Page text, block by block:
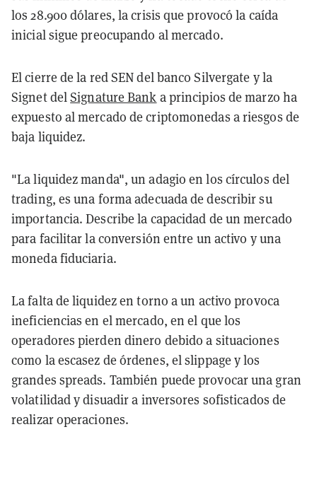
los 28.900 dólares, la crisis que provocó la caída
inicial sigue preocupando al mercado.
El cierre de la red SEN del banco Silvergate y la
Signet delSignature Bank a principios de marzo ha
expuesto al mercado de criptomonedas a riesgos de
baja liquidez.
"La liquidez manda", un adagio en los círculos del
trading, es una forma adecuada de describir su
importancia. Describe la capacidad de un mercado
para facilitar la conversión entre un activo y una
moneda fiduciaria.
La falta de liquidez en torno a un activo provoca
ineficiencias en el mercado, en el que los
operadores pierden dinero debido a situaciones
como la escasez de órdenes, el slippage y los
grandes spreads. También puede provocar una gran
volatilidad y disuadir a inversores sofisticados de
realizar operaciones.